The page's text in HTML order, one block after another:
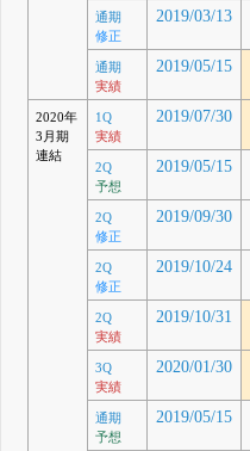
通期
修正
2019/03/13
通期
実績
2019/05/15
2020年
3月期
連結
1Q
実績
2019/07/30
2Q
予想
2019/05/15
2Q
修正
2019/09/30
2Q
修正
2019/10/24
2Q
実績
2019/10/31
3Q
実績
2020/01/30
通期
予想
2019/05/15